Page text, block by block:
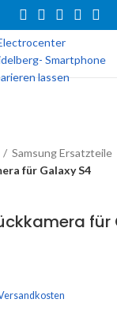
Samsung Ersatzteile
für Galaxy S4
für